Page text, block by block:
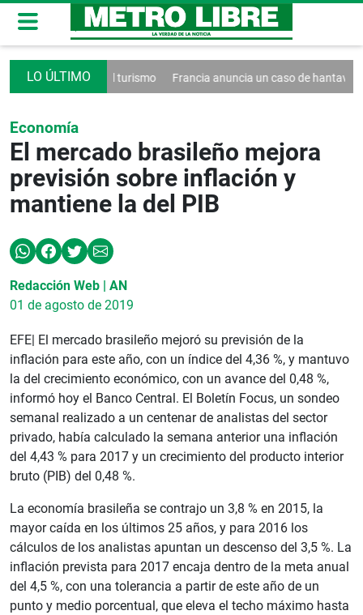
decreto contra el turismo Francia anuncia un caso de hantavirus
Economía
El mercado brasileño mejora
previsión sobre inflación y
mantiene la del PIB
Redacción Web | AN
01 de agosto de 2019
EFE| El mercado brasileño mejoró su previsión de la
inflación para este año, con un índice del 4,36 %, y mantuvo
la del crecimiento económico, con un avance del 0,48 %,
informó hoy el Banco Central. El Boletín Focus, un sondeo
semanal realizado a un centenar de analistas del sector
privado, había calculado la semana anterior una inflación
del 4,43 % para 2017 y un crecimiento del producto interior
bruto (PIB) del 0,48 %.
La economía brasileña se contrajo un 3,8 % en 2015, la
mayor caída en los últimos 25 años, y para 2016 los
cálculos de los analistas apuntan un descenso del 3,5 %. La
inflación prevista para 2017 encaja dentro de la meta anual
del 4,5 %, con una tolerancia a partir de este año de un
punto y medio porcentual, que eleva el techo máximo hasta